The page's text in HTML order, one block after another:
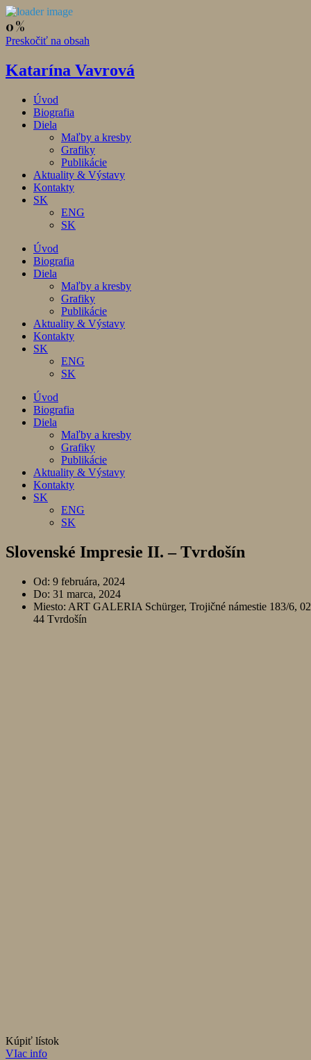
Preskočiť na obsah
Katarína Vavrová
Úvod
Biografia
Diela
Maľby a kresby
Grafiky
Publikácie
Aktuality & Výstavy
Kontakty
SK
ENG
SK
Úvod
Biografia
Diela
Maľby a kresby
Grafiky
Publikácie
Aktuality & Výstavy
Kontakty
SK
ENG
SK
Úvod
Biografia
Diela
Maľby a kresby
Grafiky
Publikácie
Aktuality & Výstavy
Kontakty
SK
ENG
SK
Slovenské Impresie II. – Tvrdošín
Od: 9 februára, 2024
Do: 31 marca, 2024
Miesto: ART GALERIA Schürger, Trojičné námestie 183/6,
44 Tvrdošín
Kúpiť lístok
VIac info